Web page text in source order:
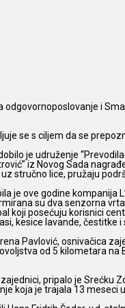
odgovornoposlovanje i
se s ciljem da se
je udruženje
iz Novog Sada
stručno lice, pružaju
je ove godine kompanija
su dva senzorna
koji posećuju korisnici
kesice lavande,
Pavlović, osnivačica
od 5 kilometara
pripalo je Srećku
koja je trajala 13